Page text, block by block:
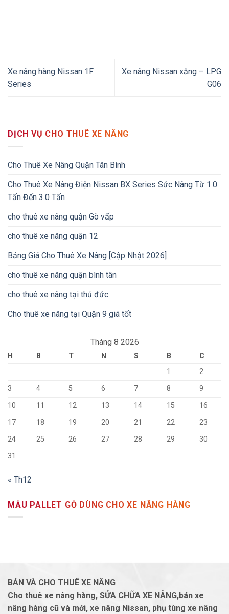
Xe nâng hàng Nissan 1F
Series
Xe nâng Nissan xăng – LPG
G06
DỊCH VỤ CHO THUÊ XE NÂNG
Cho Thuê Xe Nâng Quận Tân Bình
Cho Thuê Xe Nâng Điện Nissan BX Series Sức Nâng Từ 1.0
Tấn Đến 3.0 Tấn
cho thuê xe nâng quận Gò vấp
cho thuê xe nâng quận 12
Bảng Giá Cho Thuê Xe Nâng [Cập Nhật 2026]
cho thuê xe nâng quận bình tân
cho thuê xe nâng tại thủ đức
Cho thuê xe nâng tại Quận 9 giá tốt
Tháng 8 2026
H B T N S B
C
1
2
3
4 5 6 7 8
9
10
11 12 13 14 15
16
17
18 19 20 21 22
23
24
25 26 27 28 29
30
31
« Th12
MẪU PALLET GỖ DÙNG CHO XE NÂNG HÀNG
BÁN VÀ CHO THUÊ XE NÂNG
Cho thuê xe nâng hàng, SỬA CHỮA XE NÂNG,bán xe
nâng hàng cũ và mới, xe nâng Nissan, phụ tùng xe nâng